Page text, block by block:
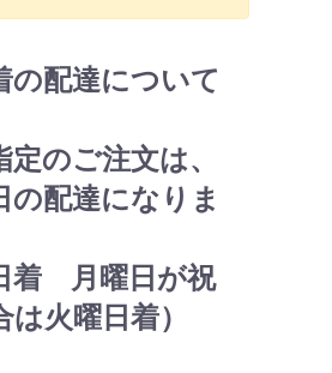
の配達について
のご注文は、
の配達になりま
着 月曜日が祝
は火曜日着）